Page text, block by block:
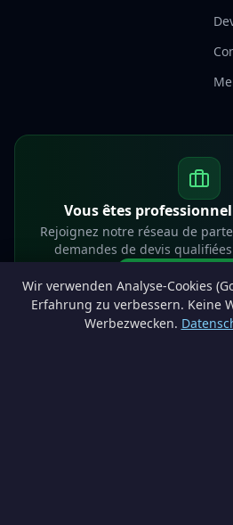
Wir verwenden Analyse-Cookies
Erfahrung zu verbessern. Keine
Werbezwecken.
Vous êtes
Rejoignez notre réseau de
demandes de devis